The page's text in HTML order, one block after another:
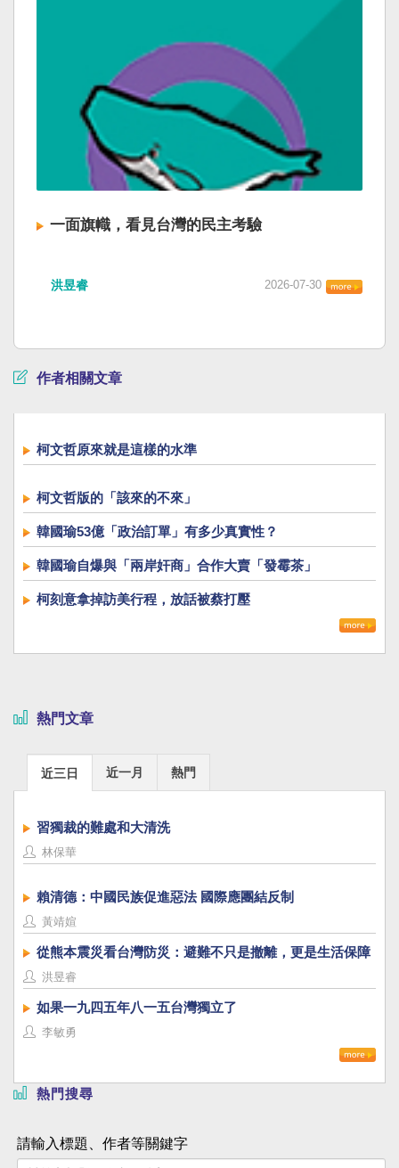
一面旗幟，看見台灣的民主考驗
洪昱睿 2026-07-30
作者相關文章
柯文哲原來就是這樣的水準
柯文哲版的「該來的不來」
韓國瑜53億「政治訂單」有多少真實性？
韓國瑜自爆與「兩岸奸商」合作大賣「發霉茶」
柯刻意拿掉訪美行程，放話被蔡打壓
熱門文章
近三日 近一月 熱門
習獨裁的難處和大清洗
林保華
賴清德：中國民族促進惡法 國際應團結反制
黃靖媗
從熊本震災看台灣防災：避難不只是撤離，更是生活保障
洪昱睿
如果一九四五年八一五台灣獨立了
李敏勇
熱門搜尋
請輸入標題、作者等關鍵字